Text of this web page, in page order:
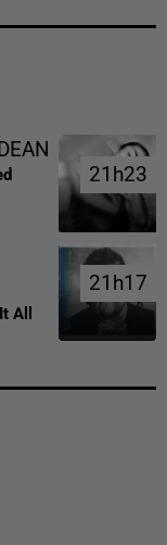
21h23
21h23
All
21h17
21h17